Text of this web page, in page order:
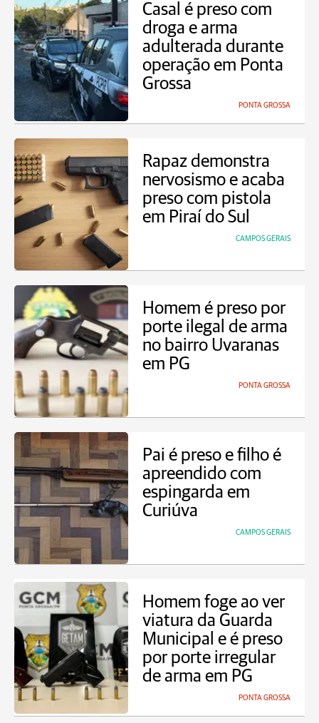
Casal é preso com
droga e arma
adulterada durante
operação em Ponta
Grossa
PONTA GROSSA
Rapaz demonstra
nervosismo e acaba
preso com pistola
em Piraí do Sul
CAMPOS GERAIS
Homem é preso por
porte ilegal de arma
no bairro Uvaranas
em PG
PONTA GROSSA
Pai é preso e filho é
apreendido com
espingarda em
Curiúva
CAMPOS GERAIS
Homem foge ao ver
viatura da Guarda
Municipal e é preso
por porte irregular
de arma em PG
PONTA GROSSA